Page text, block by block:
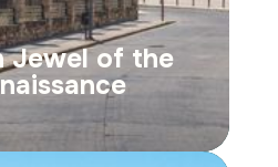
Jewel of the